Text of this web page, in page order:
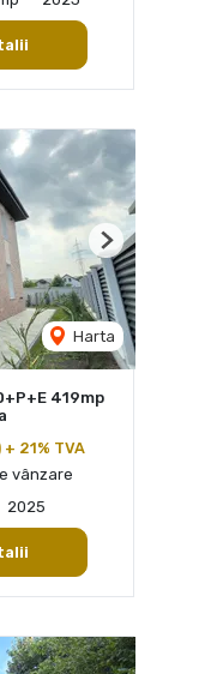
Harta
Next
419mp
21% TVA
vânzare
2025